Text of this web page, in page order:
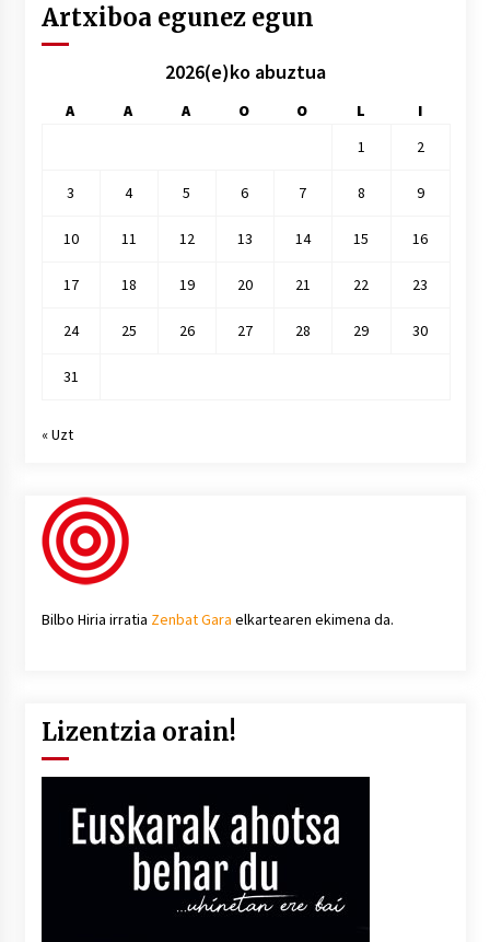
Artxiboa egunez egun
2026(e)ko abuztua
A A A O O L
I
1
2
3 4 5 6 7 8 9
10 11 12 13 14 15 16
17 18 19 20 21 22 23
24 25 26 27 28 29 30
31
« Uzt
Bilbo Hiria irratia Zenbat Gara elkartearen ekimena da.
Lizentzia orain!